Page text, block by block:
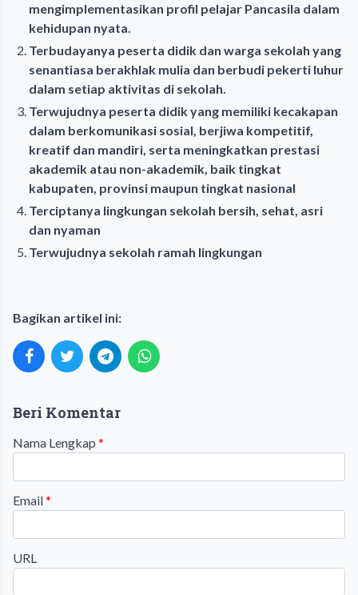
mengimplementasikan profil pelajar Pancasila dalam
kehidupan nyata.
Terbudayanya peserta didik dan warga sekolah yang
senantiasa berakhlak mulia dan berbudi pekerti luhur
dalam setiap aktivitas di sekolah.
Terwujudnya peserta didik yang memiliki kecakapan
dalam berkomunikasi sosial, berjiwa kompetitif,
kreatif dan mandiri, serta meningkatkan prestasi
akademik atau non-akademik, baik tingkat
kabupaten, provinsi maupun tingkat nasional
Terciptanya lingkungan sekolah bersih, sehat, asri
dan nyaman
Terwujudnya sekolah ramah lingkungan
Bagikan artikel ini:
Beri Komentar
Nama Lengkap *
Email*
URL